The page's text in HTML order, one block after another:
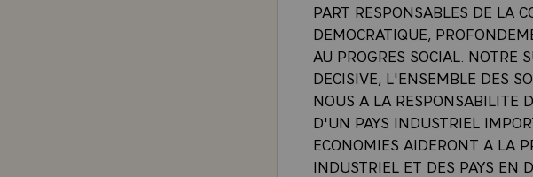
PART RESPONSABLES DE LA
DEMOCRATIQUE,
AU PROGRES SOCIAL. NOTRE
DECISIVE, L'ENSEMBLE DES
NOUS A LA RESPONSABILITE
D'UN PAYS INDUSTRIEL
ECONOMIES AIDERONT A LA
INDUSTRIEL ET DES PAYS EN